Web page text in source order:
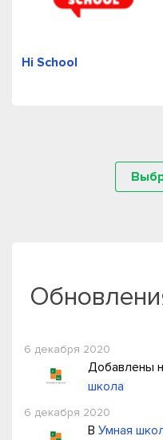
Hi School
6 декабря 2020
Добавлены
школа
6 декабря 2020
В Умная